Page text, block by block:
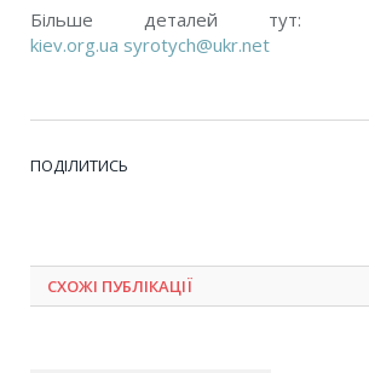
Більше деталей
kiev.org.ua syrotych@ukr.net
ПОДІЛИТИСЬ
СХОЖІ ПУБЛІКАЦІЇ